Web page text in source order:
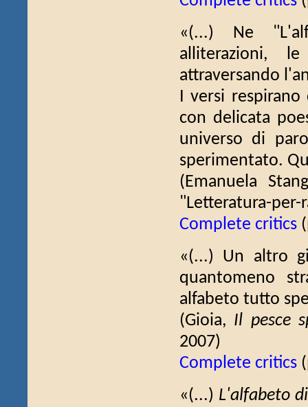
«(...) Ne
alliterazioni,
attraversando
I versi
con delicata
universo di
sperimentato.
(Emanuela
"Letteratura-per-
Complete critics
«(...) Un altro
quantomeno
alfabeto tutto
(Gioia, Il pesce
2007)
Complete critics
«(...) L'alfabeto